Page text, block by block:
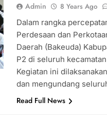
Admin 8 Years Ago
Dalam rangka
Perdesaan dan
Daerah (Bakeuda)
P2 di seluruh
Kegiatan ini
dan mengundang
Read Full News